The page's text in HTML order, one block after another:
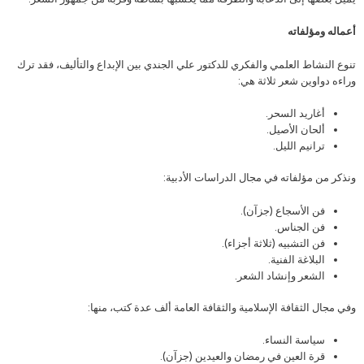
أعماله ومؤلفاته
تنوع النشاط العلمي والفكري للدكتور علي الجندي بين الإبداع والتأليف، فقد ترك
وراءه دواوين شعر ثلاثة هي:
أغاريد السحر.
ألحان الأصيل.
ترانيم الليل.
ونذكر من مؤلفاته في مجال الدراسات الأدبية:
فن الأسجاع (جزآن).
فن الجناس.
فن التشبيه (ثلاثة أجزاء).
البلاغة الفنية.
الشعر وإنشاد الشعر.
وفي مجال الثقافة الإسلامية والثقافة العامة ألف عدة كتب، منها:
سياسة النساء.
قرة العين في رمضان والعيدين (جزآن).